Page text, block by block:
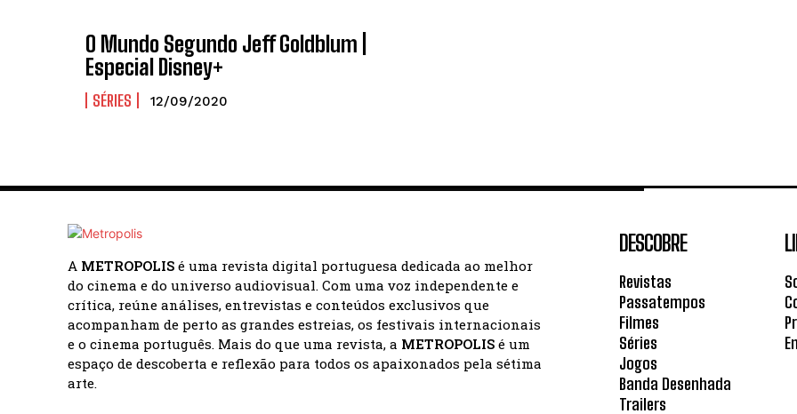
O Mundo Segundo Jeff Goldblum |
Especial Disney+
SÉRIES 12/09/2020
A METROPOLIS é uma revista digital portuguesa dedicada ao melhor
do cinema e do universo audiovisual. Com uma voz independente e
crítica, reúne análises, entrevistas e conteúdos exclusivos que
acompanham de perto as grandes estreias, os festivais internacionais
e o cinema português. Mais do que uma revista, a METROPOLIS é um
espaço de descoberta e reflexão para todos os apaixonados pela sétima
arte.
DESCOBRE
Revistas
Passatempos
Filmes
Séries
Jogos
Banda Desenhada
Trailers